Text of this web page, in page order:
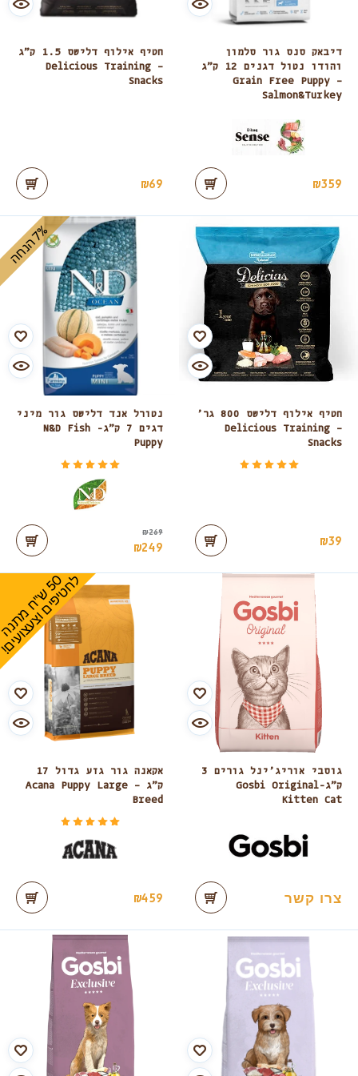
דיבאק סנס גור סלמון
והודו נטול דגנים 12 ק”ג
– Grain Free Puppy
Salmon&turkey
₪359
חטיף אילוף דלישס 1.5 ק”ג
– Delicious Training
Snacks
₪69
חטיף אילוף דלישס 800 גר’
– Delicious Training
Snacks
₪39
נטורל אנד דלישס גור מיני
דגים 7 ק”ג- N&D Fish
Puppy
₪269
₪249
7%ה
נ
חה
גוסבי אוריג’ינל גורים 3
ק”ג-Gosbi Original
Kitten Cat
צרו קשר
אקאנה גור גזע גדול 17
ק”ג – Acana Puppy Large
Breed
₪459
0
ל